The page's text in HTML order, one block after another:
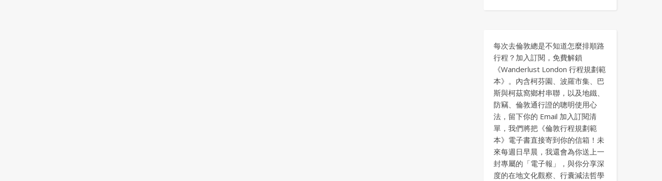
每次去倫敦總是不知道怎麼排順路
行程？加入訂閱，免費解鎖
《Wanderlust London 行程規劃範
本》。內含柯芬園、波羅市集、巴
斯與柯茲窩鄉村串聯，以及地鐵、
防竊、倫敦通行證的聰明使用心
法，留下你的 Email 加入訂閱清
單，我們將把《倫敦行程規劃範
本》電子書直接寄到你的信箱！未
來每週日早晨，我還會為你送上一
封專屬的「電子報」，與你分享深
度的在地文化觀察、行囊減法哲學